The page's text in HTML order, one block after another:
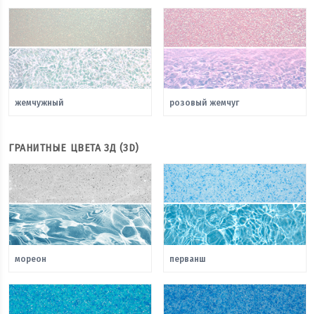
жемчужный розовый жемчуг
ГРАНИТНЫЕ ЦВЕТА 3Д (3D)
мореон перванш